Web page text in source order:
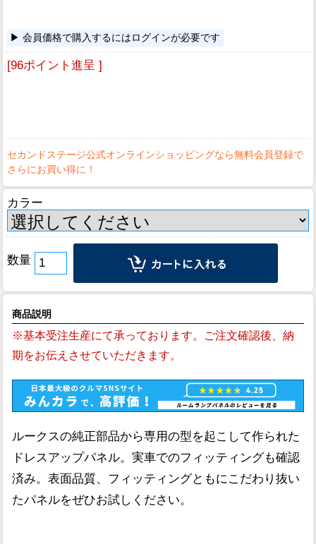
会員価格で購入するにはログインが必要です
[96ポイント進呈 ]
カラー
数量
商品説明
※基本受注生産にて承っております。ご注文確認後、納
期をお伝えさせていただきます。
ルークスの純正部品から専用の型を起こして作られた
ドレスアップパネル。実車でのフィッティングも確認
済み。表面品質、フィッティングともにこだわり抜い
たパネルをぜひお試しください。